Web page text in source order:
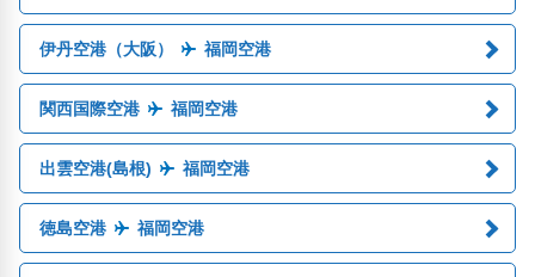
伊丹空港（大阪） 福岡空港
関西国際空港 福岡空港
出雲空港(島根) 福岡空港
徳島空港 福岡空港